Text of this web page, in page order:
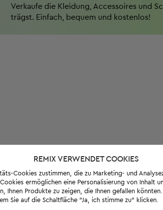
Verkaufe die Kleidung, Accessoires und
trägst. Einfach, bequem und kostenlos!
REMIX VERWENDET COOKIES
Cookies zustimmen, die zu Marketing- und
ermöglichen eine Personalisierung von Inhalt
Produkte zu zeigen, die Ihnen gefallen
Sie auf die Schaltfläche "Ja, ich stimme zu" klicken.